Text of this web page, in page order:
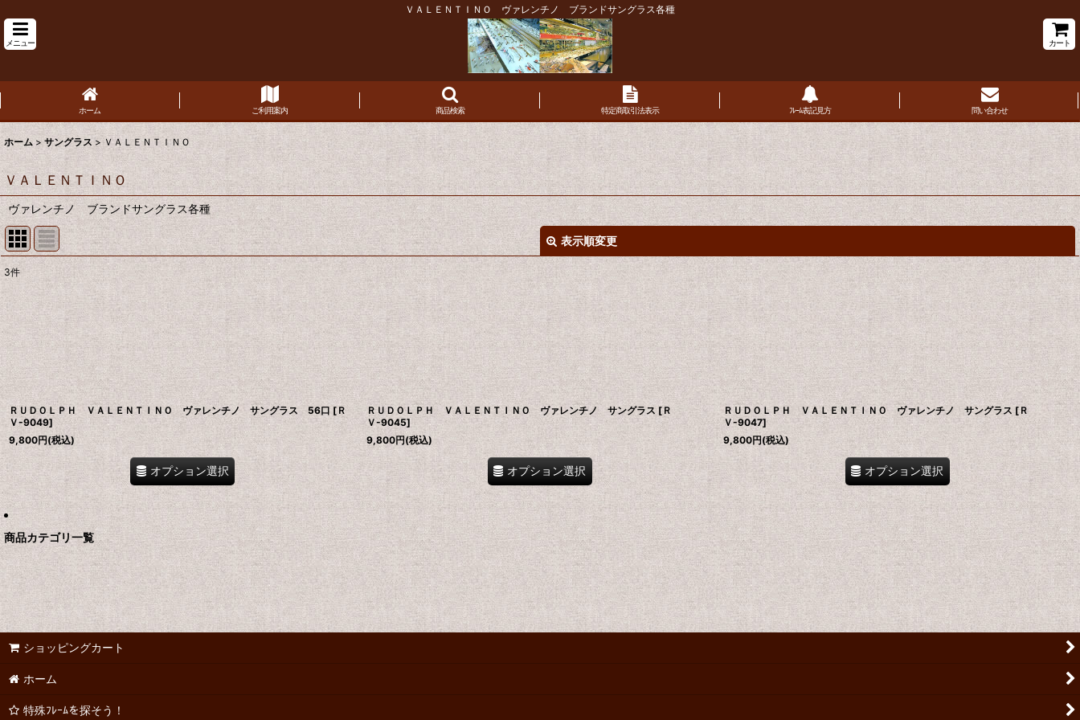
ＶＡＬＥＮＴＩＮＯ ヴァレンチノ ブランドサングラス各種
メニュー カート
ホーム ご利用案内 商品検索 特定商取引法表示 ﾌﾚｰﾑ表記見方 問い合わせ
ホーム > サングラス > ＶＡＬＥＮＴＩＮＯ
ＶＡＬＥＮＴＩＮＯ
ヴァレンチノ ブランドサングラス各種
表示順変更
表示数:
並び順
絞り込む
3件
ＲＵＤＯＬＰＨ ＶＡＬＥＮＴＩＮＯ ヴァレンチノ サングラス 56口 [Ｒ
Ｖ-9049]
9,800円(税込)
オプション選択
ＲＵＤＯＬＰＨ ＶＡＬＥＮＴＩＮＯ ヴァレンチノ サングラス [Ｒ
Ｖ-9045]
9,800円(税込)
オプション選択
ＲＵＤＯＬＰＨ ＶＡＬＥＮＴＩＮＯ ヴァレンチノ サングラス [ Ｒ
Ｖ-9047]
9,800円(税込)
オプション選択
商品カテゴリ一覧
ショッピングカート
ホーム
特殊ﾌﾚｰﾑを探そう！